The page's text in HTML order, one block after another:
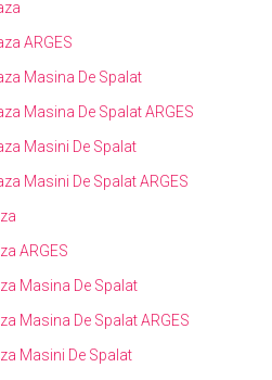
ARGES
Masina De Spalat
Masina De Spalat ARGES
Masini De Spalat
Masini De Spalat ARGES
ARGES
Masina De Spalat
Masina De Spalat ARGES
Masini De Spalat